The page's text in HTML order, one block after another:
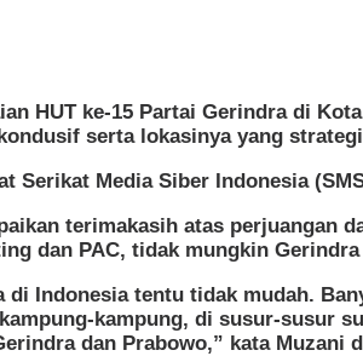
HUT ke-15 Partai Gerindra di
serta lokasinya yang
Media Siber Indonesia
terimakasih atas perjuangan
dan PAC, tidak mungkin
Indonesia tentu tidak mudah.
kampung, di susur-susur
dan Prabowo,” kata Muzani